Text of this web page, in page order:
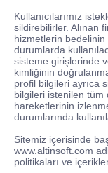
Kullanıcılarımız
sildirebilirler. Alınan
hizmetlerin
durumlarda
sisteme girişlerinde
kimliğinin
profil bilgileri ayrıca
bilgileri istenilen tüm
hareketlerinin
durumlarında
Sitemiz içerisinde
www.altinsoft.com
politikaları ve